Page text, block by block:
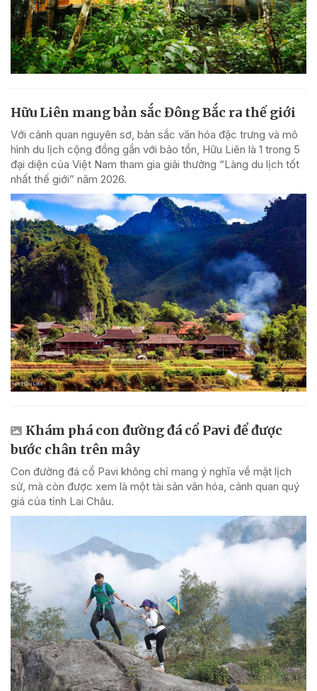
Hữu Liên mang bản sắc Đông Bắc ra thế giới
Với cảnh quan nguyên sơ, bản sắc văn hóa đặc trưng và mô
hình du lịch cộng đồng gắn với bảo tồn, Hữu Liên là 1 trong 5
đại diện của Việt Nam tham gia giải thưởng “Làng du lịch tốt
nhất thế giới” năm 2026.
Khám phá con đường đá cổ Pavi để được
bước chân trên mây
Con đường đá cổ Pavi không chỉ mang ý nghĩa về mặt lịch
sử, mà còn được xem là một tài sản văn hóa, cảnh quan quý
giá của tỉnh Lai Châu.